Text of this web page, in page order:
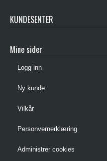
KUNDESENTER
Mine sider
Logg inn
Ny kunde
Vilkår
Personvernerklæring
Administrer cookies